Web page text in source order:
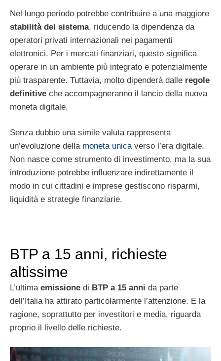
Nel lungo periodo potrebbe contribuire a una maggiore
stabilità del sistema, riducendo la dipendenza da
operatori privati internazionali nei pagamenti
elettronici. Per i mercati finanziari, questo significa
operare in un ambiente più integrato e potenzialmente
più trasparente. Tuttavia, molto dipenderà dalle regole
definitive che accompagneranno il lancio della nuova
moneta digitale.
Senza dubbio una simile valuta rappresenta
un’evoluzione della moneta unicaverso l’era digitale.
Non nasce come strumento di investimento, ma la sua
introduzione potrebbe influenzare indirettamente il
modo in cui cittadini e imprese gestiscono risparmi,
liquidità e strategie finanziarie.
BTP a 15 anni, richieste
altissime
L’ultima emissione di BTP a 15 anni da parte
dell’Italia ha attirato particolarmente l’attenzione. E la
ragione, soprattutto per investitori e media, riguarda
proprio il livello delle richieste.